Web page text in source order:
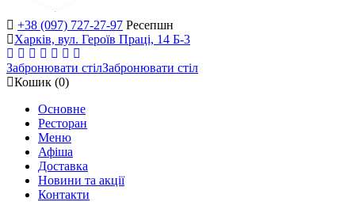
+38 (097) 727-27-97 Ресепшн
Харків, вул. Героїв Праці, 14 Б-3
Забронювати стілЗабронювати стіл
Кошик (0)
Основне
Ресторан
Меню
Афіша
Доставка
Новини та акції
Контакти